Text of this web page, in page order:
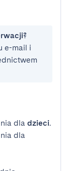
e-mail i
dla dzieci.
dla